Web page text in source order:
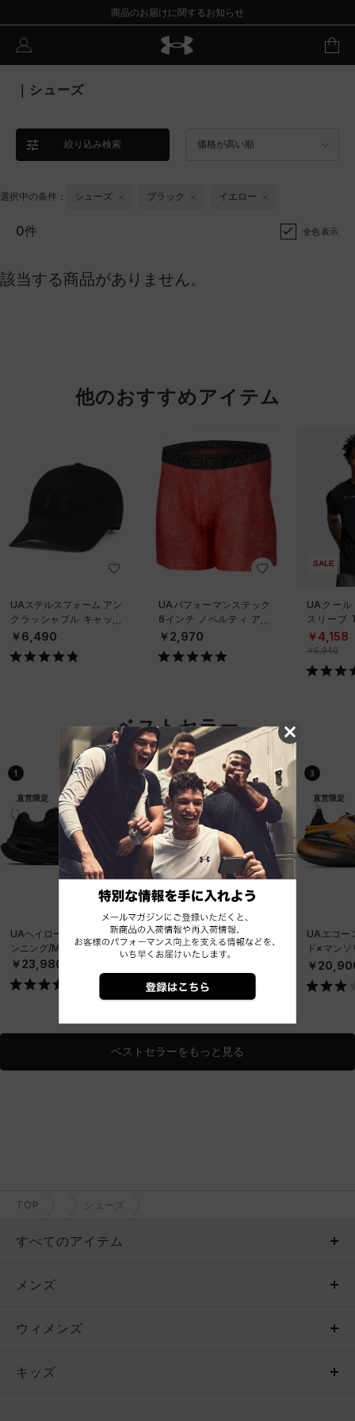
商品のお届けに関するお知らせ
｜シューズ
絞り込み検索 価格が高い順
選択中の条件： シューズ ブラック イエロー
0件 全色表示
該当する商品がありません。
他のおすすめアイテム
UAステルスフォーム アン
クラッシャブル キャップ
（ライフスタイル/UNISE
￥6,490
UAパフォーマンステック
6インチ ノベルティ アン
ダーウェア（トレーニン
グ/MEN）
￥2,970
SALE
UAクール
スリーブ
ーニング/
￥4,158
￥5,940
ベストセラー
1
直営限定
UAヘイロー レーサー（ラ
ンニング/MEN）
￥23,980
2
直営限定
UAエコー×マンソリー
（ライフスタイル/UNISE
X）
3
直営限定
UAエコー
ド×マン
タイル/
￥
ベストセラーをもっと見る
TOP シューズ
すべてのアイテム
メンズ
ウィメンズ
キッズ
メンズ
トップス
ボトムス
ウィメンズ
トップス
キッズ